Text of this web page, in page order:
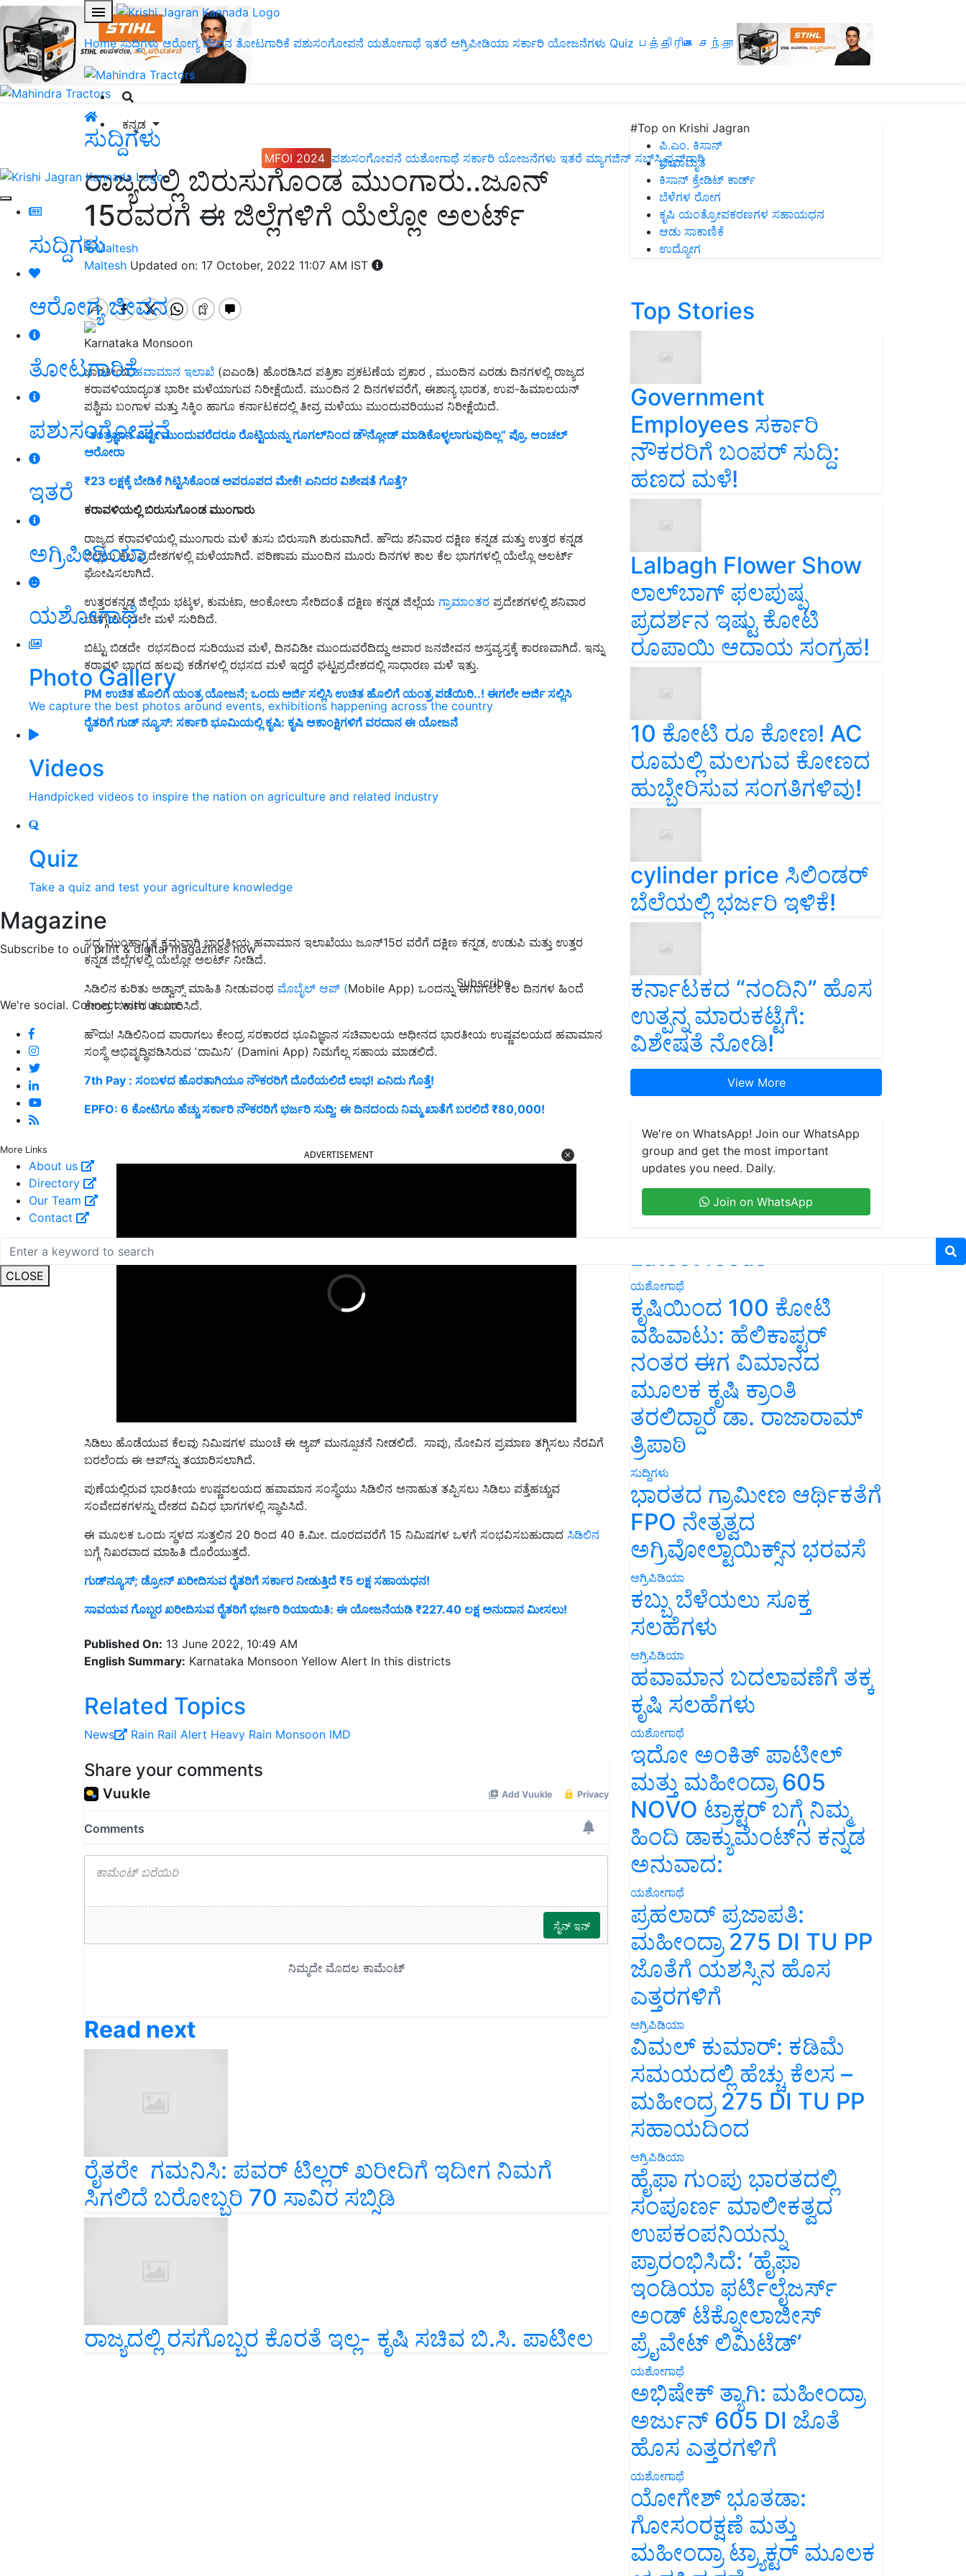
Home ಸುದ್ದಿಗಳು ಆರೋಗ್ಯ ಜೀವನ ತೋಟಗಾರಿಕೆ ಪಶುಸಂಗೋಪನೆ ಯಶೋಗಾಥೆ ಇತರೆ ಅಗ್ರಿಪೀಡಿಯಾ ಸರ್ಕಾರಿ ಯೋಜನೆಗಳು Quiz பத்திரிகை சந்தா
ಕನ್ನಡ
MFOI 2024 ಪಶುಸಂಗೋಪನೆ ಯಶೋಗಾಥೆ ಸರ್ಕಾರಿ ಯೋಜನೆಗಳು ಇತರೆ ಮ್ಯಾಗಜಿನ್‌ ಸಬ್‌ಸ್ಕ್ರಿಪ್ಷನ್‌ಗಾಗಿ
ಸುದ್ದಿಗಳು
ಆರೋಗ್ಯ ಜೀವನ
ತೋಟಗಾರಿಕೆ
ಪಶುಸಂಗೋಪನೆ
ಇತರೆ
ಅಗ್ರಿಪೀಡಿಯಾ
ಯಶೋಗಾಥೆ
Photo Gallery
We capture the best photos around events, exhibitions happening across the country
Videos
Handpicked videos to inspire the nation on agriculture and related industry
Quiz
Take a quiz and test your agriculture knowledge
Magazine
Subscribe to our print & digital magazines now
Subscribe
We're social. Connect with us on:
More Links
About us
Directory
Our Team
Contact
CLOSE
ಸುದ್ದಿಗಳು
ರಾಜ್ಯದಲ್ಲಿ ಬಿರುಸುಗೊಂಡ ಮುಂಗಾರು..ಜೂನ್‌
15ರವರಗೆ ಈ ಜಿಲ್ಲೆಗಳಿಗೆ ಯೆಲ್ಲೋ ಅಲರ್ಟ್‌
Maltesh Updated on: 17 October, 2022 11:07 AM IST
Karnataka Monsoon
ಭಾರತೀಯಹವಾಮಾನ ಇಲಾಖೆ (ಐಎಂಡಿ) ಹೊರಡಿಸಿದ ಪತ್ರಿಕಾ ಪ್ರಕಟಣೆಯ ಪ್ರಕಾರ , ಮುಂದಿನ ಎರಡು ದಿನಗಳಲ್ಲಿ ರಾಜ್ಯದ
ಕರಾವಳಿಯಾದ್ಯಂತ ಭಾರೀ ಮಳೆಯಾಗುವ ನಿರೀಕ್ಷೆಯಿದೆ. ಮುಂದಿನ 2 ದಿನಗಳವರೆಗೆ, ಈಶಾನ್ಯ ಭಾರತ, ಉಪ-ಹಿಮಾಲಯನ್
ಪಶ್ಚಿಮ ಬಂಗಾಳ ಮತ್ತು ಸಿಕ್ಕಿಂ ಹಾಗೂ ಕರ್ನಾಟಕದಲ್ಲಿ ತೀವ್ರ ಮಳೆಯು ಮುಂದುವರಿಯುವ ನಿರೀಕ್ಷೆಯಿದೆ.
“ತಂತ್ರಜ್ಞಾನ ಎಷ್ಟೇ ಮುಂದುವರೆದರೂ ರೊಟ್ಟಿಯನ್ನು ಗೂಗಲ್‌ನಿಂದ ಡೌನ್ಲೋಡ್ ಮಾಡಿಕೊಳ್ಳಲಾಗುವುದಿಲ್ಲ” ಪ್ರೊ. ಆಂಚಲ್
ಅರೋರಾ
₹23 ಲಕ್ಷಕ್ಕೆ ಬೇಡಿಕೆ ಗಿಟ್ಟಿಸಿಕೊಂಡ ಅಪರೂಪದ ಮೇಕೆ! ಏನಿದರ ವಿಶೇಷತೆ ಗೊತ್ತೆ?
ಕರಾವಳಿಯಲ್ಲಿ ಬಿರುಸುಗೊಂಡ ಮುಂಗಾರು
ರಾಜ್ಯದ ಕರಾವಳಿಯಲ್ಲಿ ಮುಂಗಾರು ಮಳೆ ತುಸು ಬಿರುಸಾಗಿ ಶುರುವಾಗಿದೆ. ಹೌದು ಶನಿವಾರ ದಕ್ಷಿಣ ಕನ್ನಡ ಮತ್ತು ಉತ್ತರ ಕನ್ನಡ
ಜಿಲ್ಲೆಯ ಕೆಲ ಪ್ರದೇಶಗಳಲ್ಲಿ ಮಳೆಯಾಗಿದೆ. ಪರಿಣಾಮ ಮುಂದಿನ ಮೂರು ದಿನಗಳ ಕಾಲ ಕೆಲ ಭಾಗಗಳಲ್ಲಿ ಯೆಲ್ಲೊ ಅಲರ್ಟ್
ಘೋಷಿಸಲಾಗಿದೆ.
ಉತ್ತರಕನ್ನಡ ಜಿಲ್ಲೆಯ ಭಟ್ಕಳ, ಕುಮಟಾ, ಅಂಕೋಲಾ ಸೇರಿದಂತೆ ದಕ್ಷಿಣ ಕನ್ನಡ ಜಿಲ್ಲೆಯ ಗ್ರಾಮಾಂತರ ಪ್ರದೇಶಗಳಲ್ಲಿ ಶನಿವಾರ
ಬೆಳಗ್ಗೆಯಿಂದಲೇ ಮಳೆ ಸುರಿದಿದೆ.
ಬಿಟ್ಟು ಬಿಡದೇ ರಭಸದಿಂದ ಸುರಿಯುವ ಮಳೆ, ದಿನವಿಡೀ ಮುಂದುವರೆದಿದ್ದು ಅಪಾರ ಜನಜೀವನ ಅಸ್ತವ್ಯಸ್ತಕ್ಕೆ ಕಾರಣವಾಗಿದೆ. ಇನ್ನು
ಕರಾವಳಿ ಭಾಗದ ಹಲವು ಕಡೆಗಳಲ್ಲಿ ರಭಸದ ಮಳೆ ಇದ್ದರೆ ಘಟ್ಟಪ್ರದೇಶದಲ್ಲಿ ಸಾಧಾರಣ ಮಳೆ ಇತ್ತು.
PM ಉಚಿತ ಹೊಲಿಗೆ ಯಂತ್ರ ಯೋಜನೆ; ಒಂದು ಅರ್ಜಿ ಸಲ್ಲಿಸಿ ಉಚಿತ ಹೊಲಿಗೆ ಯಂತ್ರ ಪಡೆಯಿರಿ..! ಈಗಲೇ ಅರ್ಜಿ ಸಲ್ಲಿಸಿ
ರೈತರಿಗೆ ಗುಡ್ ನ್ಯೂಸ್: ಸರ್ಕಾರಿ ಭೂಮಿಯಲ್ಲಿ ಕೃಷಿ: ಕೃಷಿ ಆಕಾಂಕ್ಷಿಗಳಿಗೆ ವರದಾನ ಈ ಯೋಜನೆ
ಸದ್ಯ ಮುಂಹಾಗೃತ ಕ್ರಮವಾಗಿ ಭಾರತೀಯ ಹವಾಮಾನ ಇಲಾಖೆಯು ಜೂನ್15ರ ವರೆಗೆ ದಕ್ಷಿಣ ಕನ್ನಡ, ಉಡುಪಿ ಮತ್ತು ಉತ್ತರ
ಕನ್ನಡ ಜಿಲ್ಲೆಗಳಲ್ಲಿ ಯೆಲ್ಲೋ ಅಲರ್ಟ್ ನೀಡಿದೆ.
ಸಿಡಿಲಿನ ಕುರಿತು ಅಡ್ವಾನ್ಸ್‌ ಮಾಹಿತಿ ನೀಡುವಂಥ ಮೊಬೈಲ್‌ ಆಪ್‌ (Mobile App) ಒಂದನ್ನು ಈಗಾಗಲೇ ಕೆಲ ದಿನಗಳ ಹಿಂದೆ
ಕೇಂದ್ರ ಸರ್ಕಾರ ತಯಾರಿಸಿದೆ.
ಹೌದು! ಸಿಡಿಲಿನಿಂದ ಪಾರಾಗಲು ಕೇಂದ್ರ ಸರಕಾರದ ಭೂವಿಜ್ಞಾನ ಸಚಿವಾಲಯ ಅಧೀನದ ಭಾರತೀಯ ಉಷ್ಣವಲಯದ ಹವಾಮಾನ
ಸಂಸ್ಥೆ ಅಭಿವೃದ್ಧಿಪಡಿಸಿರುವ ʼದಾಮಿನಿʼ (Damini App) ನಿಮಗೆಲ್ಲ ಸಹಾಯ ಮಾಡಲಿದೆ.
7th Pay : ಸಂಬಳದ ಹೊರತಾಗಿಯೂ ನೌಕರರಿಗೆ ದೊರೆಯಲಿದೆ ಲಾಭ! ಏನಿದು ಗೊತ್ತೆ!
EPFO: 6 ಕೋಟಿಗೂ ಹೆಚ್ಚು ಸರ್ಕಾರಿ ನೌಕರರಿಗೆ ಭರ್ಜರಿ ಸುದ್ದಿ; ಈ ದಿನದಂದು ನಿಮ್ಮ ಖಾತೆಗೆ ಬರಲಿದೆ ₹80,000!
ADVERTISEMENT
ಸಿಡಿಲು ಹೊಡೆಯುವ ಕೆಲವು ನಿಮಿಷಗಳ ಮುಂಚೆ ಈ ಆ್ಯಪ್‌ ಮುನ್ಸೂಚನೆ ನೀಡಲಿದೆ. ಸಾವು, ನೋವಿನ ಪ್ರಮಾಣ ತಗ್ಗಿಸಲು ನೆರವಿಗೆ
ಬರಲೆಂದು ಈ ಆಪ್‌ನ್ನು ತಯಾರಿಸಲಾಗಿದೆ.
ಪುಣೆಯಲ್ಲಿರುವ ಭಾರತೀಯ ಉಷ್ಣವಲಯದ ಹವಾಮಾನ ಸಂಸ್ಥೆಯು ಸಿಡಿಲಿನ ಅನಾಹುತ ತಪ್ಪಿಸಲು ಸಿಡಿಲು ಪತ್ತೆಹಚ್ಚುವ
ಸಂವೇದಕಗಳನ್ನು ದೇಶದ ವಿವಿಧ ಭಾಗಗಳಲ್ಲಿ ಸ್ಥಾಪಿಸಿದೆ.
ಈ ಮೂಲಕ ಒಂದು ಸ್ಥಳದ ಸುತ್ತಲಿನ 20 ರಿಂದ 40 ಕಿ.ಮೀ. ದೂರದವರೆಗೆ 15 ನಿಮಿಷಗಳ ಒಳಗೆ ಸಂಭವಿಸಬಹುದಾದ ಸಿಡಿಲಿನ
ಬಗ್ಗೆ ನಿಖರವಾದ ಮಾಹಿತಿ ದೊರೆಯುತ್ತದೆ.
ಗುಡ್‌ನ್ಯೂಸ್‌; ಡ್ರೋನ್ ಖರೀದಿಸುವ ರೈತರಿಗೆ ಸರ್ಕಾರ ನೀಡುತ್ತಿದೆ ₹5 ಲಕ್ಷ ಸಹಾಯಧನ!
ಸಾವಯವ ಗೊಬ್ಬರ ಖರೀದಿಸುವ ರೈತರಿಗೆ ಭರ್ಜರಿ ರಿಯಾಯಿತಿ: ಈ ಯೋಜನೆಯಡಿ ₹227.40 ಲಕ್ಷ ಅನುದಾನ ಮೀಸಲು!
Published On: 13 June 2022, 10:49 AM
English Summary: Karnataka Monsoon Yellow Alert In this districts
Related Topics
News Rain Rail Alert Heavy Rain Monsoon IMD
Share your comments
Read next
ರೈತರೇ ಗಮನಿಸಿ: ಪವರ್‌ ಟಿಲ್ಲರ್‌ ಖರೀದಿಗೆ ಇದೀಗ ನಿಮಗೆ
ಸಿಗಲಿದೆ ಬರೋಬ್ಬರಿ 70 ಸಾವಿರ ಸಬ್ಸಿಡಿ
ರಾಜ್ಯದಲ್ಲಿ ರಸಗೊಬ್ಬರ ಕೊರತೆ ಇಲ್ಲ- ಕೃಷಿ ಸಚಿವ ಬಿ.ಸಿ. ಪಾಟೀಲ
#Top on Krishi Jagran
ಪಿ.ಎಂ. ಕಿಸಾನ್
ಜೀವಾಮೃತ
ಕಿಸಾನ್ ಕ್ರೇಡಿಟ್ ಕಾರ್ಡ್
ಬೆಳೆಗಳ ರೋಗ
ಕೃಷಿ ಯಂತ್ರೋಪಕರಣಗಳ ಸಹಾಯಧನ
ಆಡು ಸಾಕಾಣಿಕೆ
ಉದ್ಯೋಗ
Top Stories
Government
Employees ಸರ್ಕಾರಿ
ನೌಕರರಿಗೆ ಬಂಪರ್‌ ಸುದ್ದಿ:
ಹಣದ ಮಳೆ!
Lalbagh Flower Show
ಲಾಲ್‌ಬಾಗ್ ಫಲಪುಷ್ಪ
ಪ್ರದರ್ಶನ ಇಷ್ಟು ಕೋಟಿ
ರೂಪಾಯಿ ಆದಾಯ ಸಂಗ್ರಹ!
10 ಕೋಟಿ ರೂ ಕೋಣ! AC
ರೂಮಲ್ಲಿ ಮಲಗುವ ಕೋಣದ
ಹುಬ್ಬೇರಿಸುವ ಸಂಗತಿಗಳಿವು!
cylinder price ಸಿಲಿಂಡರ್‌
ಬೆಲೆಯಲ್ಲಿ ಭರ್ಜರಿ ಇಳಿಕೆ!
ಕರ್ನಾಟಕದ “ನಂದಿನಿ” ಹೊಸ
ಉತ್ಪನ್ನ ಮಾರುಕಟ್ಟೆಗೆ:
ವಿಶೇಷತೆ ನೋಡಿ!
View More
We're on WhatsApp! Join our WhatsApp
group and get the most important
updates you need. Daily.
Join on WhatsApp
Latest feeds
ಯಶೋಗಾಥೆ
ಕೃಷಿಯಿಂದ 100 ಕೋಟಿ
ವಹಿವಾಟು: ಹೆಲಿಕಾಪ್ಟರ್
ನಂತರ ಈಗ ವಿಮಾನದ
ಮೂಲಕ ಕೃಷಿ ಕ್ರಾಂತಿ
ತರಲಿದ್ದಾರೆ ಡಾ. ರಾಜಾರಾಮ್
ತ್ರಿಪಾಠಿ
ಸುದ್ದಿಗಳು
ಭಾರತದ ಗ್ರಾಮೀಣ ಆರ್ಥಿಕತೆಗೆ
FPO ನೇತೃತ್ವದ
ಅಗ್ರಿವೋಲ್ಟಾಯಿಕ್ಸ್‌ನ ಭರವಸೆ
ಅಗ್ರಿಪಿಡಿಯಾ
ಕಬ್ಬು ಬೆಳೆಯಲು ಸೂಕ್ತ
ಸಲಹೆಗಳು
ಅಗ್ರಿಪಿಡಿಯಾ
ಹವಾಮಾನ ಬದಲಾವಣೆಗೆ ತಕ್ಕ
ಕೃಷಿ ಸಲಹೆಗಳು
ಯಶೋಗಾಥೆ
ಇದೋ ಅಂಕಿತ್ ಪಾಟೀಲ್
ಮತ್ತು ಮಹೀಂದ್ರಾ 605
NOVO ಟ್ರಾಕ್ಟರ್ ಬಗ್ಗೆ ನಿಮ್ಮ
ಹಿಂದಿ ಡಾಕ್ಯುಮೆಂಟ್‌ನ ಕನ್ನಡ
ಅನುವಾದ:
ಯಶೋಗಾಥೆ
ಪ್ರಹಲಾದ್ ಪ್ರಜಾಪತಿ:
ಮಹೀಂದ್ರಾ 275 DI TU PP
ಜೊತೆಗೆ ಯಶಸ್ಸಿನ ಹೊಸ
ಎತ್ತರಗಳಿಗೆ
ಅಗ್ರಿಪಿಡಿಯಾ
ವಿಮಲ್ ಕುಮಾರ್: ಕಡಿಮೆ
ಸಮಯದಲ್ಲಿ ಹೆಚ್ಚು ಕೆಲಸ –
ಮಹೀಂದ್ರ 275 DI TU PP
ಸಹಾಯದಿಂದ
ಅಗ್ರಿಪಿಡಿಯಾ
ಹೈಫಾ ಗುಂಪು ಭಾರತದಲ್ಲಿ
ಸಂಪೂರ್ಣ ಮಾಲೀಕತ್ವದ
ಉಪಕಂಪನಿಯನ್ನು
ಪ್ರಾರಂಭಿಸಿದೆ: ‘ಹೈಫಾ
ಇಂಡಿಯಾ ಫರ್ಟಿಲೈಜರ್ಸ್
ಅಂಡ್ ಟೆಕ್ನೋಲಾಜೀಸ್
ಪ್ರೈವೇಟ್ ಲಿಮಿಟೆಡ್’
ಯಶೋಗಾಥೆ
ಅಭಿಷೇಕ್ ತ್ಯಾಗಿ: ಮಹೀಂದ್ರಾ
ಅರ್ಜುನ್ 605 DI ಜೊತೆ
ಹೊಸ ಎತ್ತರಗಳಿಗೆ
ಯಶೋಗಾಥೆ
ಯೋಗೇಶ್ ಭೂತಡಾ:
ಗೋಸಂರಕ್ಷಣೆ ಮತ್ತು
ಮಹೀಂದ್ರಾ ಟ್ರ್ಯಾಕ್ಟರ್ ಮೂಲಕ